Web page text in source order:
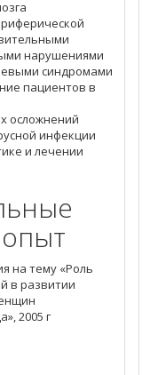
нарушениями
синдромами
пациентов в
осложнений
инфекции
и лечении
на тему «Роль
в развитии
2005 г